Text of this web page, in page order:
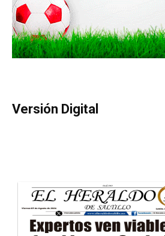
Versión Digital